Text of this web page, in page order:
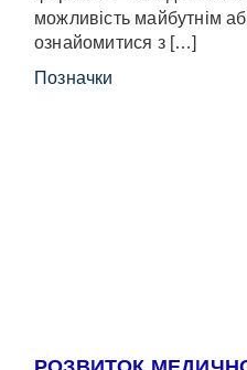
можливість майбутнім
ознайомитися з […]
Позначки